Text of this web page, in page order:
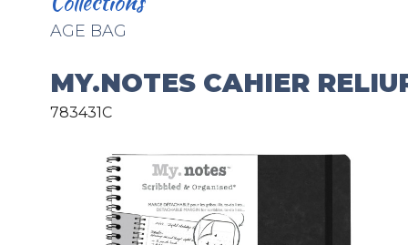
AGE BAG
MY.NOTES CAHIER
783431C